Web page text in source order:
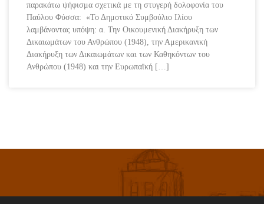
παρακάτω ψήφισμα σχετικά με τη στυγερή δολοφονία του
Παύλου Φύσσα: «Το Δημοτικό Συμβούλιο Ιλίου
λαμβάνοντας υπόψη: α. Την Οικουμενική Διακήρυξη των
Δικαιωμάτων του Ανθρώπου (1948), την Αμερικανική
Διακήρυξη των Δικαιωμάτων και των Καθηκόντων του
Ανθρώπου (1948) και την Ευρωπαϊκή […]